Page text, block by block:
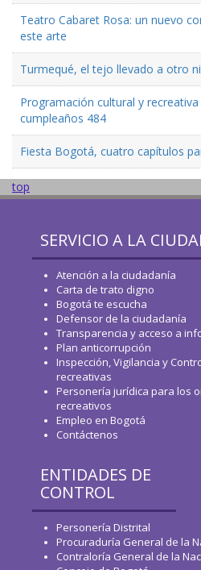
Teatro Cabaret Rosa: un nuevo
este arte
Turmequé, el tejo llevado a otro
Programación cultural y
cumpleaños 484
Fiesta Bogotá, cuatro capítulos
top
SERVICIO A LA
Atención a la ciudadanía
Carta de trato digno
Bogotá te escucha
Defensor de la ciudadanía
Transparencia y acceso a
Plan anticorrupción
Inspección, Vigilancia y
recreativas
Personería jurídica para los
recreativos
Empleo en Bogotá
Contáctenos
ENTIDADES DE
CONTROL
Personería Distrital
Procuraduría General de la
Contraloría General de la